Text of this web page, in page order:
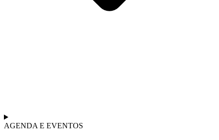
AGENDA E EVENTOS